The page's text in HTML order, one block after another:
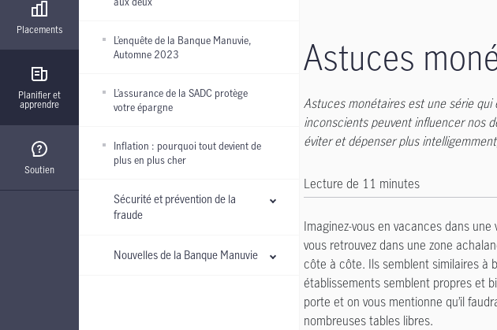
Placements
Planifier et
apprendre
L’enquête de la Banque Manuvie,
Automne 2023
L’assurance de la SADC protège
votre épargne
Inflation : pourquoi tout devient de
plus en plus cher
Sécurité et prévention de la
fraude
Nouvelles de la Banque Manuvie
Soutien
Astuces
Astuces monétaires est une série
inconscients peuvent influencer nos
éviter et dépenser plus
Lecture de 11 minutes
Imaginez-vous en vacances dans
vous retrouvez dans une zone
côte à côte. Ils semblent similaires à
établissements semblent propres et
porte et on vous mentionne qu’il
nombreuses tables libres.